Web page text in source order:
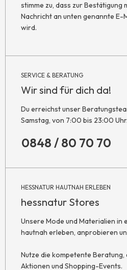
stimme zu, dass zur Bestätigung
Nachricht an unten genannte
wird.
SERVICE & BERATUNG
Wir sind für dich da!
Du erreichst unser
Samstag, von 7:00 bis 23:00 Uhr.
0848 / 80 70 70
HESSNATUR HAUTNAH ERLEBEN
hessnatur Stores
Unsere Mode und Materialien in
hautnah erleben, anprobieren
Nutze die kompetente
Aktionen und Shopping-Events.